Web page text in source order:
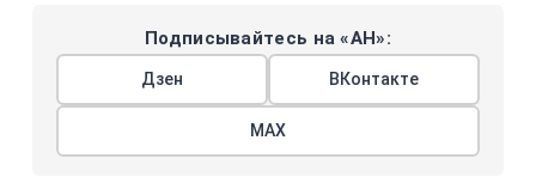
Подписывайтесь на «АН»:
Дзен ВКонтакте
МАХ